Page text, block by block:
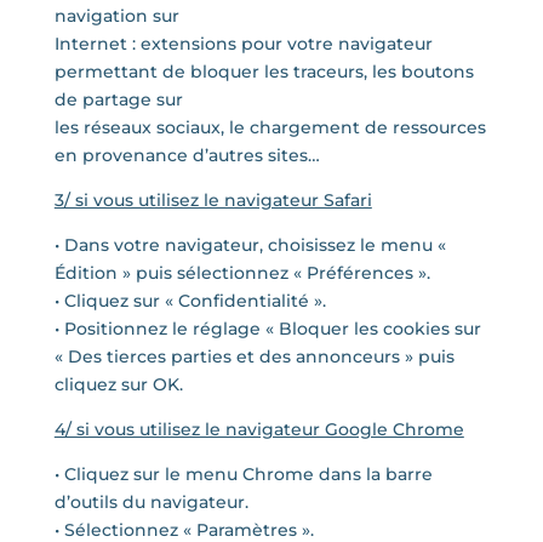
navigation sur
Internet : extensions pour votre navigateur
permettant de bloquer les traceurs, les boutons
de partage sur
les réseaux sociaux, le chargement de ressources
en provenance d’autres sites…
3/ si vous utilisez le navigateur Safari
• Dans votre navigateur, choisissez le menu «
Édition » puis sélectionnez « Préférences ».
• Cliquez sur « Confidentialité ».
• Positionnez le réglage « Bloquer les cookies sur
« Des tierces parties et des annonceurs » puis
cliquez sur OK.
4/ si vous utilisez le navigateur Google Chrome
• Cliquez sur le menu Chrome dans la barre
d’outils du navigateur.
• Sélectionnez « Paramètres ».